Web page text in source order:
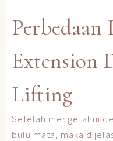
Perbedaan
Extension
Lifting
Setelah mengetahui
bulu mata, maka